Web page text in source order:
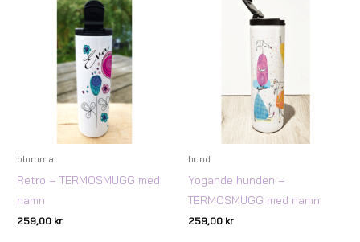
blomma
Retro – TERMOSMUGG med
namn
259,00 kr
hund
Yogande hunden –
TERMOSMUGG med namn
259,00 kr